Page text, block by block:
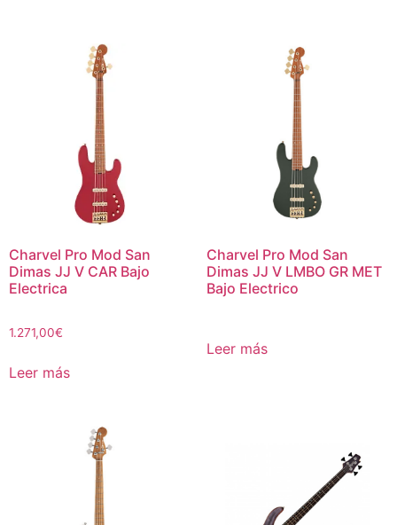
Charvel Pro Mod San
Dimas JJ V CAR Bajo
Electrica
1.271,00€
Leer más
Charvel Pro Mod San
Dimas JJ V LMBO GR MET
Bajo Electrico
Leer más